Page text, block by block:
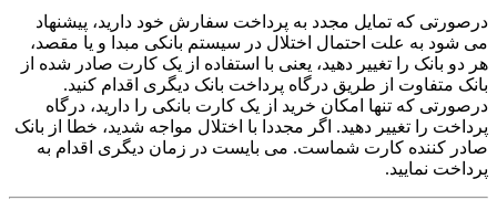
درصورتی که تمایل مجدد به پرداخت سفارش خود دارید، پیشنهاد
می شود به علت احتمال اختلال در سیستم بانکی مبدا و یا مقصد،
هر دو بانک را تغییر دهید، یعنی با استفاده از یک کارت صادر شده از
بانک متفاوت از طریق درگاه پرداخت بانک دیگری اقدام کنید.
درصورتی که تنها امکان خرید از یک کارت بانکی را دارید، درگاه
پرداخت را تغییر دهید. اگر مجددا با اختلال مواجه شدید، خطا از بانک
صادر کننده کارت شماست. می بایست در زمان دیگری اقدام به
پرداخت نمایید.